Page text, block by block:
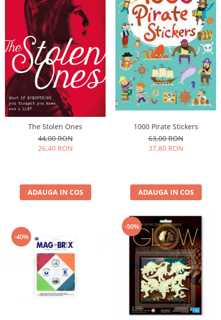
The Stolen Ones
44,00 RON
26,40 RON
ADAUGA IN COS
1000 Pirate Stickers
63,00 RON
37,80 RON
ADAUGA IN COS
-40%
-50%